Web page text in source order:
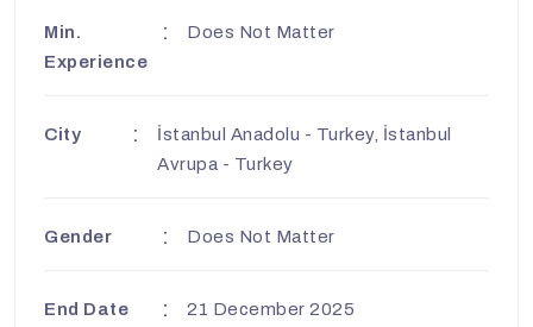
Min.
Experience
Does Not Matter
City
İstanbul Anadolu - Turkey, İstanbul
Avrupa - Turkey
Gender Does Not Matter
End Date 21 December 2025